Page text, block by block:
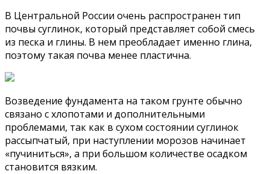
В Центральной России очень распространен тип
почвы суглинок, который представляет собой смесь
из песка и глины. В нем преобладает именно глина,
поэтому такая почва менее пластична.
Возведение фундамента на таком грунте обычно
связано с хлопотами и дополнительными
проблемами, так как в сухом состоянии суглинок
рассыпчатый, при наступлении морозов начинает
«пучиниться», а при большом количестве осадком
становится вязким.